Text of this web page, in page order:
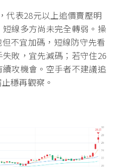
代表28元以上追價賣壓明
線多方尚未完全轉弱。操
不宜加碼，短線防守先看
敗，宜先減碼；若守住26
攻機會。空手者不建議追
穩再觀察。